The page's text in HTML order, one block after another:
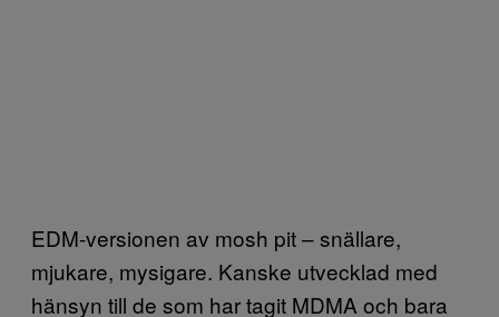
EDM-versionen av mosh pit – snällare,
mjukare, mysigare. Kanske utvecklad med
hänsyn till de som har tagit MDMA och bara